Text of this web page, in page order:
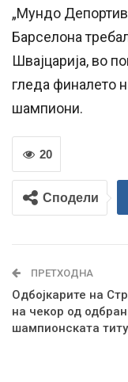
„Мундо
Барселона
Швајцарија, во
гледа финалето
шампиони.
20
Сподели
ПРЕТХОДНА
Одбојкарите на
на чекор од
шампионската